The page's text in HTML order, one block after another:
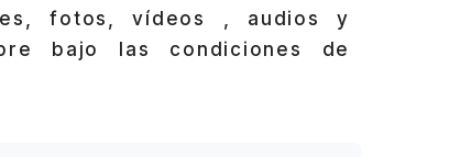
fotos, vídeos , audios y
bajo las condiciones de